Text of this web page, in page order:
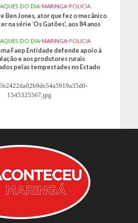
DO DIA•MARINGA•POLICIA
Ben Jones, ator que fez o mecânico
na série ‘Os Gatões’, aos 84 anos
DO DIA•MARINGA•POLICIA
Faep Entidade defende apoio à
e aos produtores rurais
pelas tempestades no Estado